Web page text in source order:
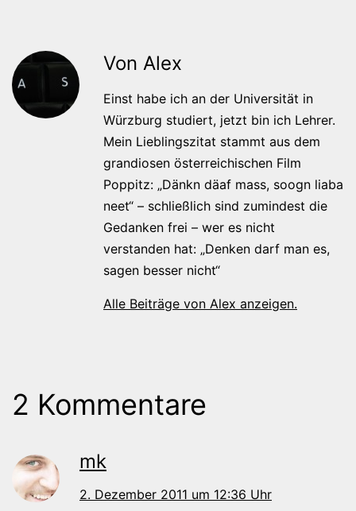
Von Alex
Einst habe ich an der Universität in
Würzburg studiert, jetzt bin ich Lehrer.
Mein Lieblingszitat stammt aus dem
grandiosen österreichischen Film
Poppitz: „Dänkn däaf mass, soogn liaba
neet“ – schließlich sind zumindest die
Gedanken frei – wer es nicht
verstanden hat: „Denken darf man es,
sagen besser nicht“
Alle Beiträge von Alex anzeigen.
2 Kommentare
mk
2. Dezember 2011 um 12:36 Uhr